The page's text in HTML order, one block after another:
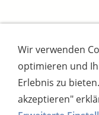
Impressum
Datenschutz
Kontakt
Wir verwenden
optimieren und
Erlebnis zu
akzeptieren"